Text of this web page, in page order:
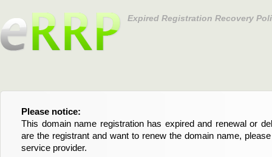
Expired Registration Recovery
Please notice:
This domain name registration has expired and renewal or
are the registrant and want to renew the domain name,
service provider.
Bitte beachten Sie:
Diese Domainregistrierung ist abgelaufen und die
Domain stehen an. Wenn Sie der Registrant sind und
verlängern möchten, kontaktieren Sie bitte Ihren Service-